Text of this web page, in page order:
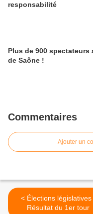
responsabilité
Plus de 900 spectateurs
de Saône !
Commentaires
Ajouter un
< Élections législatives :
Résultat du 1er tour